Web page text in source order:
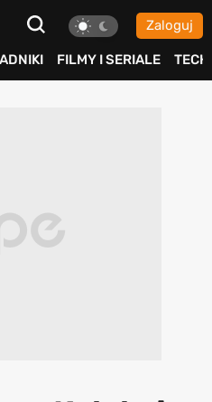
Zaloguj
FILMY I SERIALE TECH